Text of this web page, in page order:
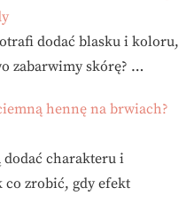
dodać blasku i koloru,
zabarwimy skórę? …
hennę na brwiach?
charakteru i
co zrobić, gdy efekt